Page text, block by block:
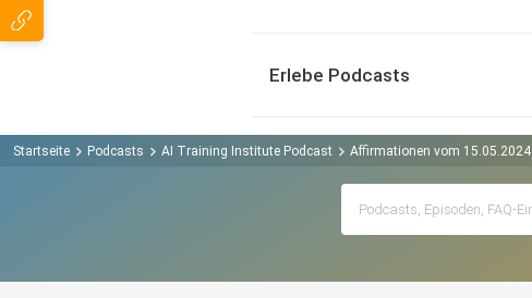
Erlebe Podcasts
Startseite Podcasts AI Training Institute Podcast Affirmationen vom 15.05.2024